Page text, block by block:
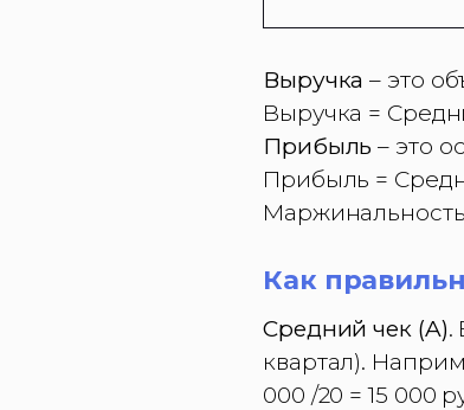
Выручка – это
Выручка =
Прибыль – это
Прибыль =
Как
Средний чек (A).
квартал).
000 /20 = 15 000